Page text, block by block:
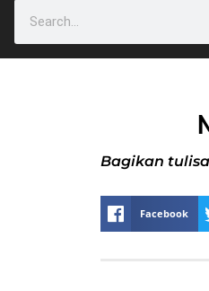
Bagikan
Facebook